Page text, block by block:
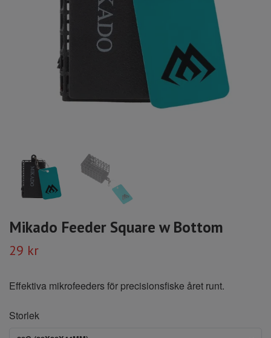
Mikado Feeder Square w Bottom
29 kr
Effektiva mikrofeeders för precisionsfiske året runt.
Storlek